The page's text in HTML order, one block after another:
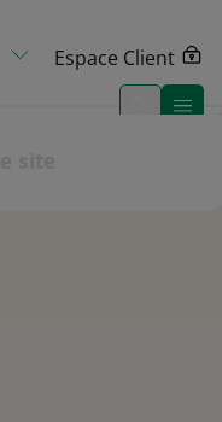
Espace Client